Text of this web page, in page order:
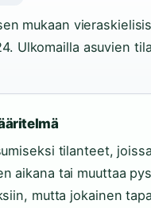
mukaan
Ulkomailla asuvien
tilanteet,
aikana tai muuttaa
mutta jokainen